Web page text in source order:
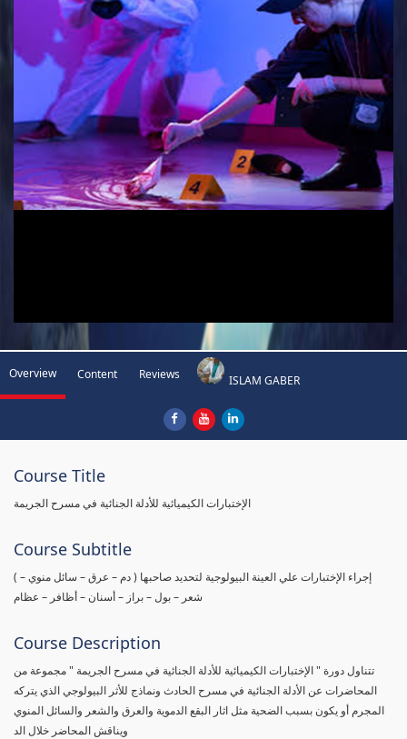
Overview Content Reviews ISLAM GABER
Course Title
الإختبارات الكيميائية للأدلة الجنائية في مسرح الجريمة
Course Subtitle
( إجراء الإختبارات علي العينة البيولوجية لتحديد صاحبها ( دم – عرق – سائل منوي –
شعر – بول – براز – أسنان – أظافر – عظام
Course Description
تتناول دورة " الإختبارات الكيميائية للأدلة الجنائية في مسرح الجريمة " مجموعة من
المحاضرات عن الأدلة الجنائية في مسرح الحادث ونماذج للأثر البيولوجي الذي يتركه
المجرم أو يكون بسبب الضحية مثل اثار البقع الدموية والعرق والشعر والسائل المنوي
ويناقش المحاضر خلال الد